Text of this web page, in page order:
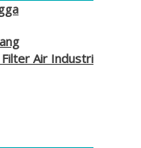
Air Industri